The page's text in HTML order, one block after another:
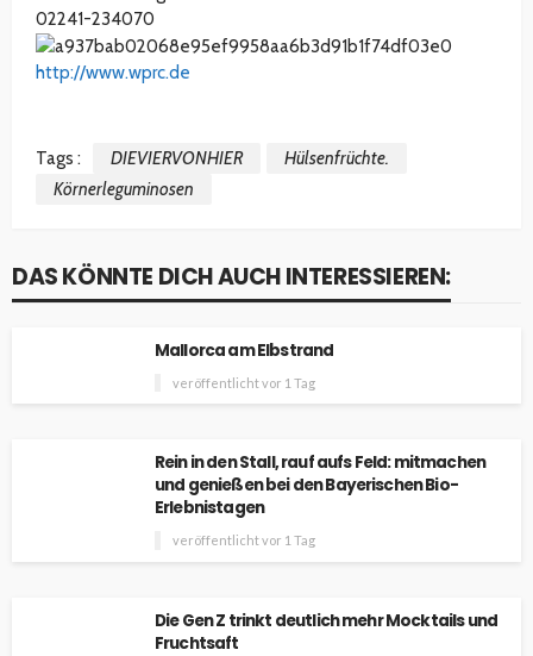
02241-234070
http://www.wprc.de
Tags : DIEVIERVONHIER
Hülsenfrüchte.
Körnerleguminosen
DAS KÖNNTE DICH AUCH INTERESSIEREN:
Mallorca am Elbstrand
veröffentlicht vor 1 Tag
Rein in den Stall, rauf aufs Feld: mitmachen
und genießen bei den Bayerischen Bio-
Erlebnistagen
veröffentlicht vor 1 Tag
Die Gen Z trinkt deutlich mehr Mocktails und
Fruchtsaft